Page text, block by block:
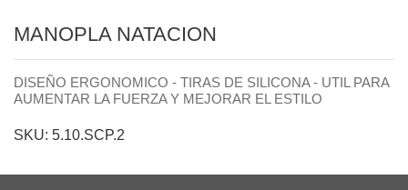
MANOPLA NATACION
DISEÑO ERGONOMICO - TIRAS DE SILICONA - UTIL PARA
AUMENTAR LA FUERZA Y MEJORAR EL ESTILO
SKU: 5.10.SCP.2